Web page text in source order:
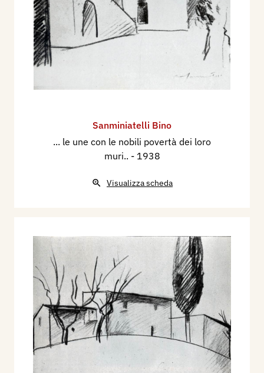
Sanminiatelli Bino
... le une con le nobili povertà dei loro
muri.. - 1938
Visualizza scheda